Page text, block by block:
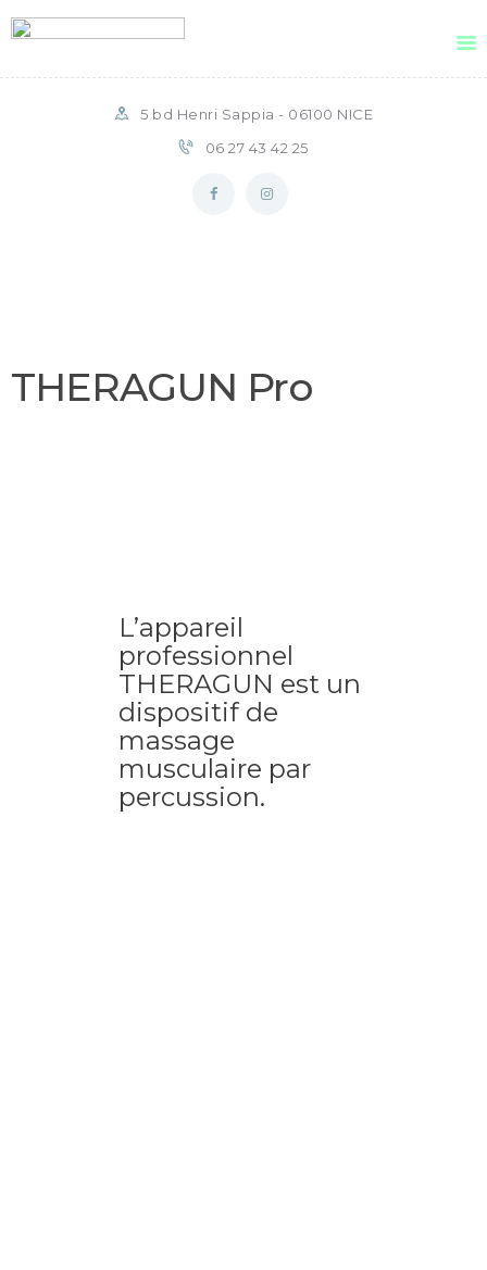
5 bd Henri Sappia - 06100 NICE
06 27 43 42 25
THERAGUN Pro
VOTRE KINÉSITHÉRAPEUTE
L’appareil
professionnel
THERAGUN est un
dispositif de
massage
musculaire par
percussion.